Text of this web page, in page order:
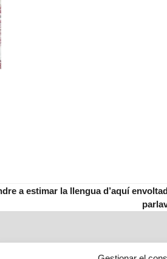
a estimar la llengua d’aquí